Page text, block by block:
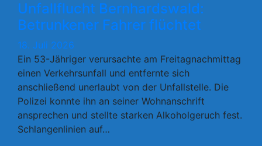
Unfallflucht Bernhardswald:
Betrunkener Fahrer flüchtet
18. Juli 2026
Ein 53-Jähriger verursachte am Freitagnachmittag
einen Verkehrsunfall und entfernte sich
anschließend unerlaubt von der Unfallstelle. Die
Polizei konnte ihn an seiner Wohnanschrift
ansprechen und stellte starken Alkoholgeruch fest.
Schlangenlinien auf…